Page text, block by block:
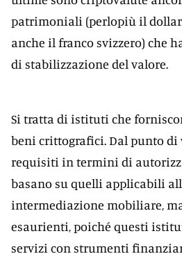
patrimoniali (perlopiù il
anche il franco svizzero) che
di stabilizzazione del valore.
Si tratta di istituti che
beni crittografici. Dal punto di
requisiti in termini di
basano su quelli applicabili
intermediazione mobiliare,
esaurienti, poiché questi
servizi con strumenti